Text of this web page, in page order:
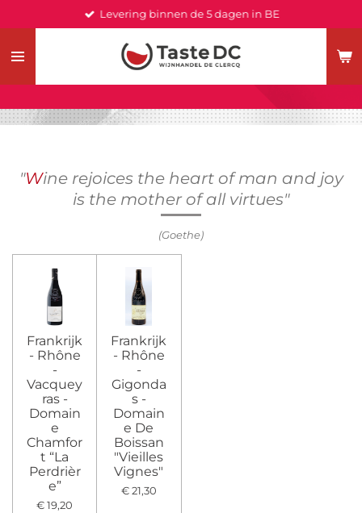
naar
hoofdinhoud
Levering binnen de 5 dagen in BE
"Wine rejoices the heart of man and joy
is the mother of all virtues"
(Goethe)
Frankrijk
- Rhône
-
Vacquey
ras -
Domain
e
Chamfor
t “La
Perdrièr
e”
€ 19,20
Frankrijk
- Rhône
-
Gigonda
s -
Domain
e De
Boissan
"Vieilles
Vignes"
€ 21,30